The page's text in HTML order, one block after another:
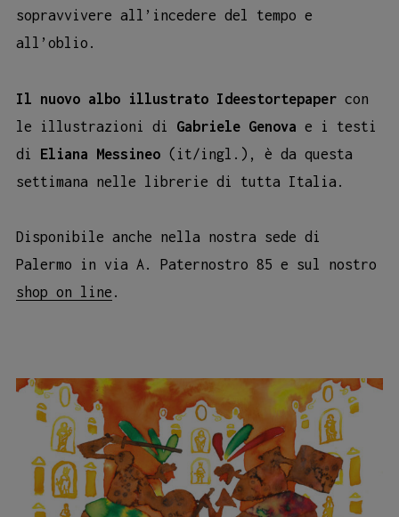
sopravvivere all’incedere del tempo e
all’oblio.
Il nuovo albo illustrato Ideestortepaper con
le illustrazioni di Gabriele Genova e i testi
di Eliana Messineo (it/ingl.), è da questa
settimana nelle librerie di tutta Italia.
Disponibile anche nella nostra sede di
Palermo in via A. Paternostro 85 e sul nostro
shop on line .